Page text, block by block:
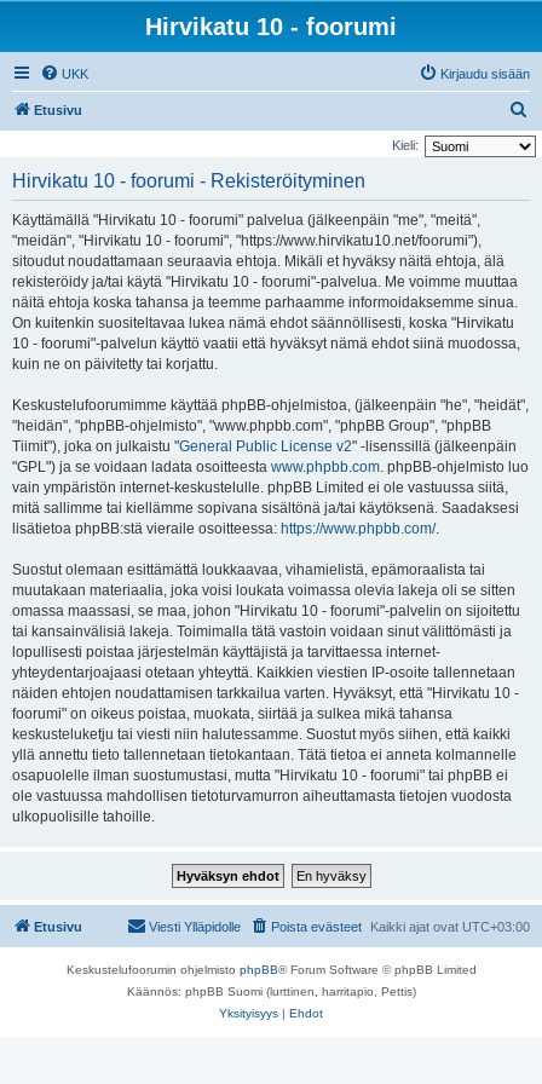
Hirvikatu 10 - foorumi
UKK Kirjaudu sisään
Etusivu
t
Kieli:
Hirvikatu 10 - foorumi - Rekisteröityminen
Käyttämällä "Hirvikatu 10 - foorumi" palvelua (jälkeenpäin "me", "meitä",
"meidän", "Hirvikatu 10 - foorumi", "https://www.hirvikatu10.net/foorumi"),
sitoudut noudattamaan seuraavia ehtoja. Mikäli et hyväksy näitä ehtoja, älä
rekisteröidy ja/tai käytä "Hirvikatu 10 - foorumi"-palvelua. Me voimme muuttaa
näitä ehtoja koska tahansa ja teemme parhaamme informoidaksemme sinua.
On kuitenkin suositeltavaa lukea nämä ehdot säännöllisesti, koska "Hirvikatu
10 - foorumi"-palvelun käyttö vaatii että hyväksyt nämä ehdot siinä muodossa,
kuin ne on päivitetty tai korjattu.
Keskustelufoorumimme käyttää phpBB-ohjelmistoa, (jälkeenpäin "he", "heidät",
"heidän", "phpBB-ohjelmisto", "www.phpbb.com", "phpBB Group", "phpBB
Tiimit"), joka on julkaistu "General Public License v2" -lisenssillä (jälkeenpäin
"GPL") ja se voidaan ladata osoitteesta www.phpbb.com. phpBB-ohjelmisto luo
vain ympäristön internet-keskustelulle. phpBB Limited ei ole vastuussa siitä,
mitä sallimme tai kiellämme sopivana sisältönä ja/tai käytöksenä. Saadaksesi
lisätietoa phpBB:stä vieraile osoitteessa: https://www.phpbb.com/.
Suostut olemaan esittämättä loukkaavaa, vihamielistä, epämoraalista tai
muutakaan materiaalia, joka voisi loukata voimassa olevia lakeja oli se sitten
omassa maassasi, se maa, johon "Hirvikatu 10 - foorumi"-palvelin on sijoitettu
tai kansainvälisiä lakeja. Toimimalla tätä vastoin voidaan sinut välittömästi ja
lopullisesti poistaa järjestelmän käyttäjistä ja tarvittaessa internet-
yhteydentarjoajaasi otetaan yhteyttä. Kaikkien viestien IP-osoite tallennetaan
näiden ehtojen noudattamisen tarkkailua varten. Hyväksyt, että "Hirvikatu 10 -
foorumi" on oikeus poistaa, muokata, siirtää ja sulkea mikä tahansa
keskusteluketju tai viesti niin halutessamme. Suostut myös siihen, että kaikki
yllä annettu tieto tallennetaan tietokantaan. Tätä tietoa ei anneta kolmannelle
osapuolelle ilman suostumustasi, mutta "Hirvikatu 10 - foorumi" tai phpBB ei
ole vastuussa mahdollisen tietoturvamurron aiheuttamasta tietojen vuodosta
ulkopuolisille tahoille.
Etusivu Kaikki ajat ovat UTC+03:00
Poista evästeet
Viesti Ylläpidolle
Keskustelufoorumin ohjelmisto phpBB® Forum Software © phpBB Limited
Käännös: phpBB Suomi (lurttinen, harritapio, Pettis)
Yksityisyys | Ehdot